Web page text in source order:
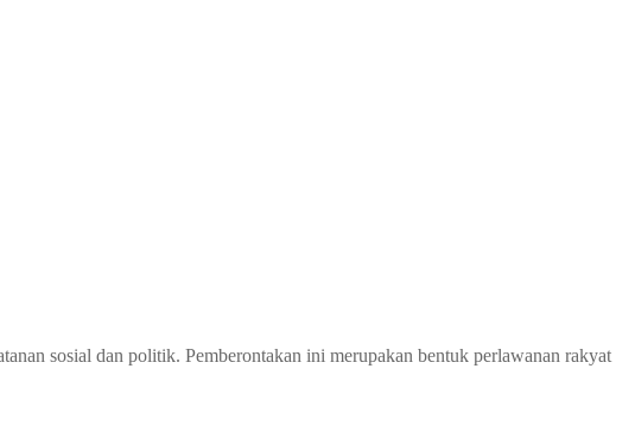
sosial dan politik. Pemberontakan ini merupakan bentuk perlawanan rakyat